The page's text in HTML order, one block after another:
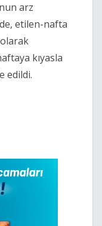
arz
etilen-nafta
olarak
kıyasla
edildi.